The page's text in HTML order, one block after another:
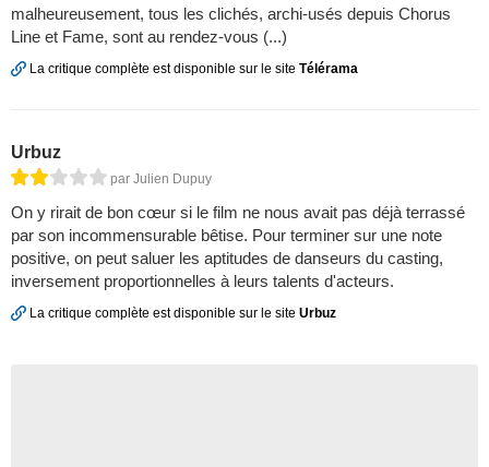
malheureusement, tous les clichés, archi-usés depuis Chorus
Line et Fame, sont au rendez-vous (...)
La critique complète est disponible sur le site Télérama
Urbuz
par Julien Dupuy
On y rirait de bon cœur si le film ne nous avait pas déjà terrassé
par son incommensurable bêtise. Pour terminer sur une note
positive, on peut saluer les aptitudes de danseurs du casting,
inversement proportionnelles à leurs talents d'acteurs.
La critique complète est disponible sur le site Urbuz